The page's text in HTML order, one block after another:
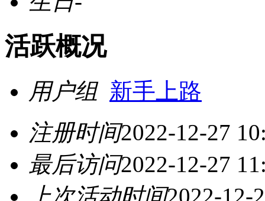
活跃概况
用户组 新手上路
注册时间2022-12-27
最后访问2022-12-27